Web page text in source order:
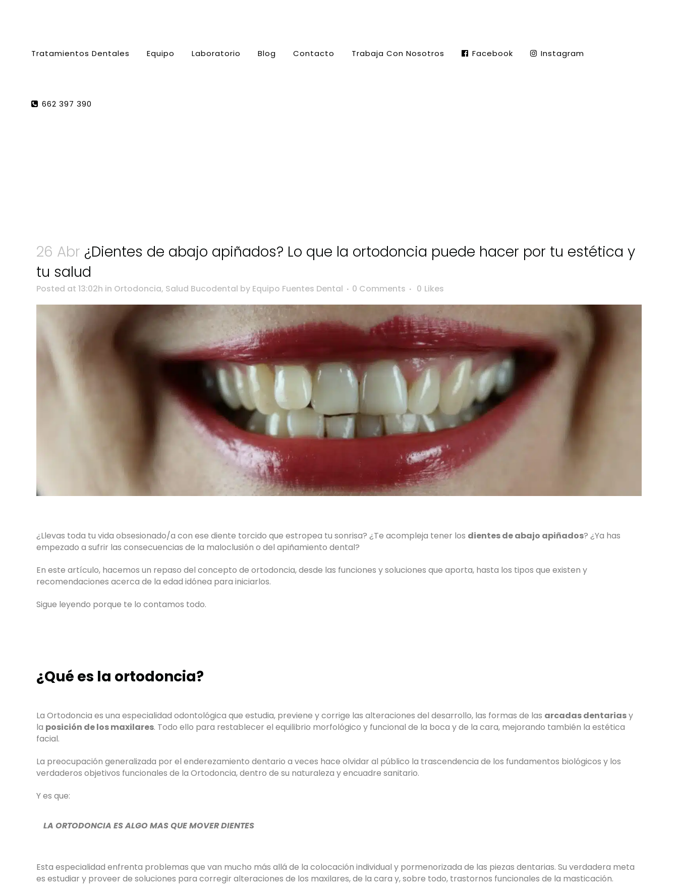
Tratamientos Dentales Equipo Laboratorio Blog Contacto Trabaja Con Nosotros Facebook Instagram
662 397 390
26 Abr ¿Dientes de abajo apiñados? Lo que la ortodoncia puede hacer por tu estética y
tu salud
Posted at 13:02h in Ortodoncia, Salud Bucodental by Equipo Fuentes Dental 0 Comments 0 Likes
¿Llevas toda tu vida obsesionado/a con ese diente torcido que estropea tu sonrisa? ¿Te acompleja tener los dientes de abajo apiñados? ¿Ya has
empezado a sufrir las consecuencias de la maloclusión o del apiñamiento dental?
En este artículo, hacemos un repaso del concepto de ortodoncia, desde las funciones y soluciones que aporta, hasta los tipos que existen y
recomendaciones acerca de la edad idónea para iniciarlos.
Sigue leyendo porque te lo contamos todo.
¿Qué es la ortodoncia?
La Ortodoncia es una especialidad odontológica que estudia, previene y corrige las alteraciones del desarrollo, las formas de las arcadas dentariasy
la posición de los maxilares. Todo ello para restablecer el equilibrio morfológico y funcional de la boca y de la cara, mejorando también la estética
facial.
La preocupación generalizada por el enderezamiento dentario a veces hace olvidar al público la trascendencia de los fundamentos biológicos y los
verdaderos objetivos funcionales de la Ortodoncia, dentro de su naturaleza y encuadre sanitario.
Y es que:
LA ORTODONCIA ES ALGO MAS QUE MOVER DIENTES
Esta especialidad enfrenta problemas que van mucho más allá de la colocación individual y pormenorizada de las piezas dentarias. Su verdadera meta
es estudiar y proveer de soluciones para corregir alteraciones de los maxilares, de la cara y, sobre todo, trastornos funcionales de la masticación.